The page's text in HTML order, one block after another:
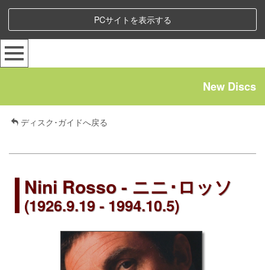
PCサイトを表示する
New Discs
ディスク･ガイドへ戻る
Nini Rosso - ニニ･ロッソ
(1926.9.19 - 1994.10.5)